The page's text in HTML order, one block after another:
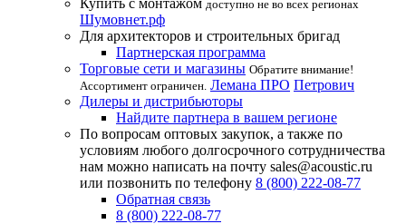
Купить с монтажом доступно не во всех регионах
Шумовнет.рф
Для архитекторов и строительных бригад
Партнерская программа
Торговые сети и магазины Обратите внимание!
Ассортимент ограничен. Лемана ПРО Петрович
Дилеры и дистрибьюторы
Найдите партнера в вашем регионе
По вопросам оптовых закупок, а также по
условиям любого долгосрочного сотрудничества
нам можно написать на почту sales@acoustic.ru
или позвонить по телефону 8 (800) 222-08-77
Обратная связь
8 (800) 222-08-77